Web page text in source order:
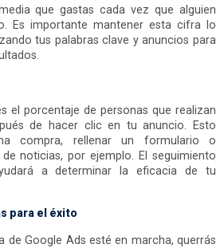
que gastas cada vez que alguien
Es importante mantener esta cifra lo
tus palabras clave y anuncios para
el porcentaje de personas que realizan
de hacer clic en tu anuncio. Esto
compra, rellenar un formulario o
noticias, por ejemplo. El seguimiento
a determinar la eficacia de tu
para el éxito
de Google Ads esté en marcha, querrás